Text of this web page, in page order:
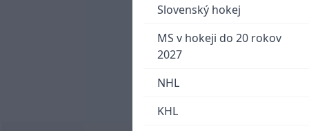
Slovenský hokej
MS v hokeji do 20 rokov
2027
NHL
KHL